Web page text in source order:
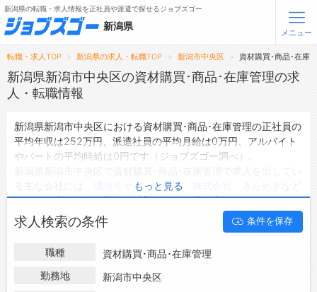
無料会員登録 ログイン
トップ
詳細情報で求人を探す
転職支援サービスについて
転職ノウハウ(応募書類の書き方・面接対策など)
転職・採用コラム
ジョブズゴーについて
新潟県の転職・求人情報を正社員や派遣で探せるジョブズゴー
新潟県
メニュー
転職・求人TOP 新潟県の求人・転職TOP 新潟市中央区 資材購買･商品･在庫
新潟県新潟市中央区の資材購買･商品･在庫管理の求
人・転職情報
新潟県新潟市中央区における資材購買･商品･在庫管理の正社員の
平均年収は252万円、派遣社員の平均月給は0万円、アルバイト
やパートの平均時給は0円です（ジョブズゴー調べ）。
環境をサポートする 株式会社 きらめき
があり、未経験や短期等ご希望の条件で絞り込みができます。
新潟県新潟市中央区の地域密着型の求人サイトであるジョブズゴ
ーでは新潟県新潟市中央区の求人情報を1件取り扱っており、そ
正社員の求人
パートの求人
は0件です。
ハローワークにはない求人も多数扱っており、転職だけでなく、
もっと見る
求人検索の条件 条件を保存
職種
資材購買･商品･在庫管理
勤務地
新潟市中央区